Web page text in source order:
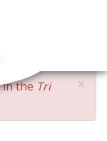
navigation
×
in the Tri